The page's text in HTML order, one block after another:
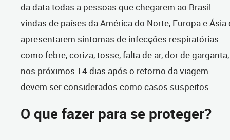
da data todas a pessoas que chegarem ao Brasil
vindas de países da América do Norte, Europa e Ásia
apresentarem sintomas de infecções respiratórias
como febre, coriza, tosse, falta de ar, dor de garganta,
nos próximos 14 dias após o retorno da viagem
devem ser considerados como casos suspeitos.
O que fazer para se proteger?